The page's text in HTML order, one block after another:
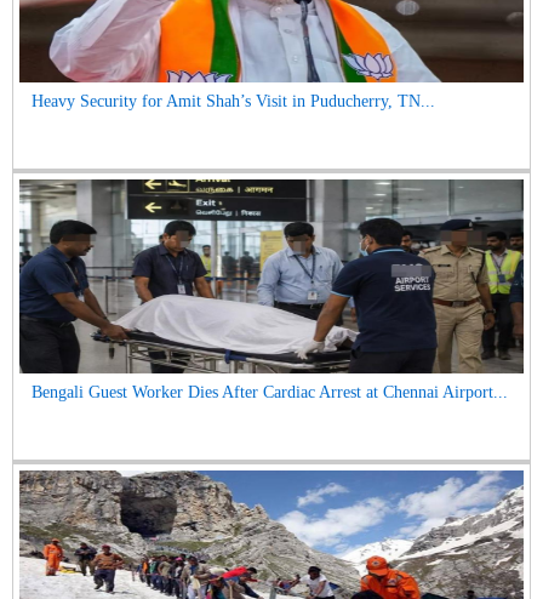
Heavy Security for Amit Shah’s Visit in Puducherry, TN...
Bengali Guest Worker Dies After Cardiac Arrest at Chennai Airport...